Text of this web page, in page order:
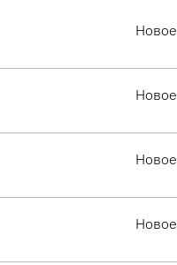
Новое
Новое
Новое
Новое